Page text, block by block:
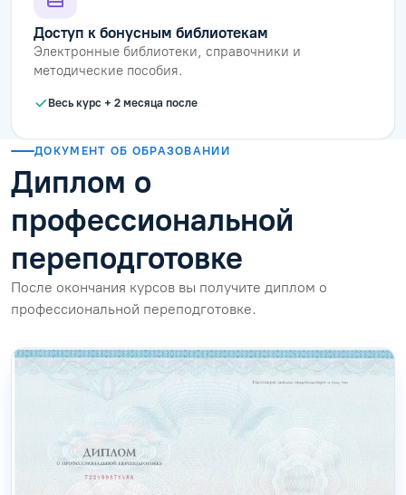
Доступ к бонусным библиотекам
Электронные библиотеки, справочники и
методические пособия.
Весь курс + 2 месяца после
ДОКУМЕНТ ОБ ОБРАЗОВАНИИ
Диплом о
профессиональной
переподготовке
После окончания курсов вы получите диплом о
профессиональной переподготовке.